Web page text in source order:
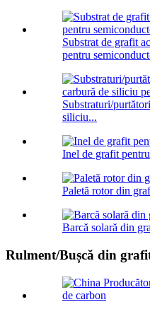
Substrat de grafit
pentru
Substraturi/
siliciu...
Inel de grafit
Paletă rotor din
Barcă solară din
Rulment/Bușcă din